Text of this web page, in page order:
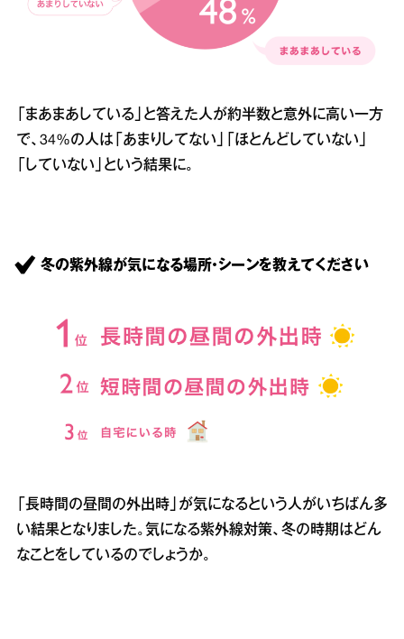
「まあまあしている」と答えた人が約半数と意外に高い一方
で、34%の人は「あまりしてない」「ほとんどしていない」
「していない」という結果に。
冬の紫外線が気になる場所・シーンを教えてください
「長時間の昼間の外出時」が気になるという人がいちばん多
い結果となりました。気になる紫外線対策、冬の時期はどん
なことをしているのでしょうか。